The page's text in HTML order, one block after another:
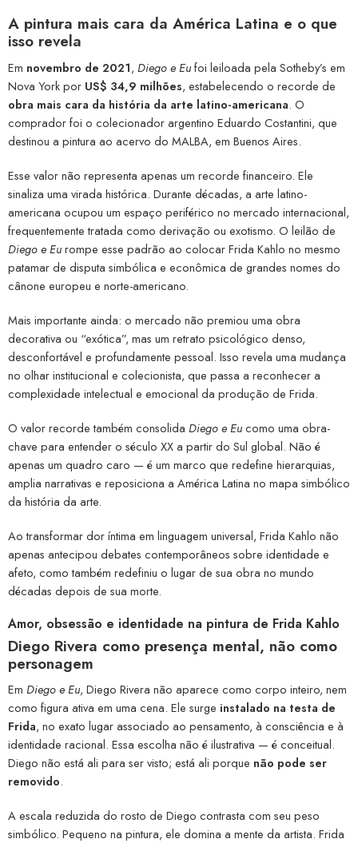
A pintura mais cara da América Latina e o que
isso revela
Em novembro de 2021, Diego e Eufoi leiloada pela Sotheby’s em
Nova York por US$ 34,9 milhões, estabelecendo o recorde de
obra mais cara da história da arte latino-americana. O
comprador foi o colecionador argentino Eduardo Costantini, que
destinou a pintura ao acervo do MALBA, em Buenos Aires.
Esse valor não representa apenas um recorde financeiro. Ele
sinaliza uma virada histórica. Durante décadas, a arte latino-
americana ocupou um espaço periférico no mercado internacional,
frequentemente tratada como derivação ou exotismo. O leilão de
Diego e Eurompe esse padrão ao colocar Frida Kahlo no mesmo
patamar de disputa simbólica e econômica de grandes nomes do
cânone europeu e norte-americano.
Mais importante ainda: o mercado não premiou uma obra
decorativa ou “exótica”, mas um retrato psicológico denso,
desconfortável e profundamente pessoal. Isso revela uma mudança
no olhar institucional e colecionista, que passa a reconhecer a
complexidade intelectual e emocional da produção de Frida.
O valor recorde também consolida Diego e Eucomo uma obra-
chave para entender o século XX a partir do Sul global. Não é
apenas um quadro caro — é um marco que redefine hierarquias,
amplia narrativas e reposiciona a América Latina no mapa simbólico
da história da arte.
Ao transformar dor íntima em linguagem universal, Frida Kahlo não
apenas antecipou debates contemporâneos sobre identidade e
afeto, como também redefiniu o lugar de sua obra no mundo
décadas depois de sua morte.
Amor, obsessão e identidade na pintura de Frida Kahlo
Diego Rivera como presença mental, não como
personagem
Em Diego e Eu, Diego Rivera não aparece como corpo inteiro, nem
como figura ativa em uma cena. Ele surge instalado na testa de
Frida, no exato lugar associado ao pensamento, à consciência e à
identidade racional. Essa escolha não é ilustrativa — é conceitual.
Diego não está ali para ser visto; está ali porque não pode ser
removido.
A escala reduzida do rosto de Diego contrasta com seu peso
simbólico. Pequeno na pintura, ele domina a mente da artista. Frida